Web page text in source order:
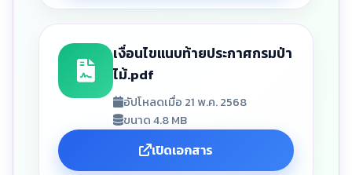
เงื่อนไขแนบท้ายประกาศกรมป่า
ไม้.pdf
อัปโหลดเมื่อ 21 พ.ค. 2568
ขนาด 4.8 MB
เปิดเอกสาร